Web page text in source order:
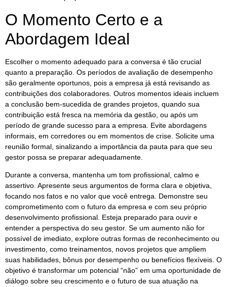
O Momento Certo e a
Abordagem Ideal
Escolher o momento adequado para a conversa é tão crucial
quanto a preparação. Os períodos de avaliação de desempenho
são geralmente oportunos, pois a empresa já está revisando as
contribuições dos colaboradores. Outros momentos ideais incluem
a conclusão bem-sucedida de grandes projetos, quando sua
contribuição está fresca na memória da gestão, ou após um
período de grande sucesso para a empresa. Evite abordagens
informais, em corredores ou em momentos de crise. Solicite uma
reunião formal, sinalizando a importância da pauta para que seu
gestor possa se preparar adequadamente.
Durante a conversa, mantenha um tom profissional, calmo e
assertivo. Apresente seus argumentos de forma clara e objetiva,
focando nos fatos e no valor que você entrega. Demonstre seu
comprometimento com o futuro da empresa e com seu próprio
desenvolvimento profissional. Esteja preparado para ouvir e
entender a perspectiva do seu gestor. Se um aumento não for
possível de imediato, explore outras formas de reconhecimento ou
investimento, como treinamentos, novos projetos que ampliem
suas habilidades, bônus por desempenho ou benefícios flexíveis. O
objetivo é transformar um potencial “não” em uma oportunidade de
diálogo sobre seu crescimento e o futuro de sua atuação na